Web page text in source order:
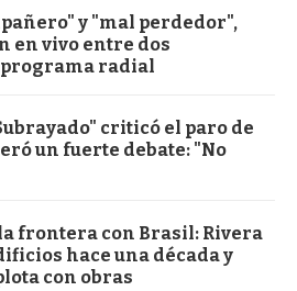
y "mal perdedor",
en vivo entre dos
radial
criticó el paro de
un fuerte debate: "No
frontera con Brasil: Rivera
hace una década y
con obras